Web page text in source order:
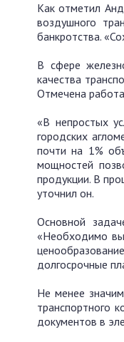
Как отметил
воздушного
банкротства.
В сфере
качества
Отмечена
«В непростых
городских
почти на 1%
мощностей
продукции. В
уточнил он.
Основной
«Необходимо
долгосрочные
Не менее
транспортного
документов в